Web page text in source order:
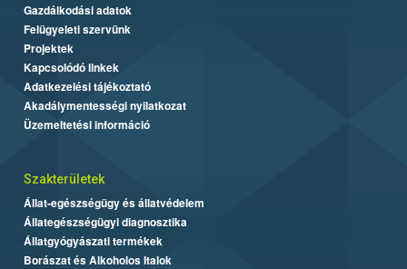
Gazdálkodási adatok
Felügyeleti szervünk
Projektek
Kapcsolódó linkek
Adatkezelési tájékoztató
Akadálymentességi nyilatkozat
Üzemeltetési információ
Szakterületek
Állat-egészségügy és állatvédelem
Állategészségügyi diagnosztika
Állatgyógyászati termékek
Borászat és Alkoholos Italok